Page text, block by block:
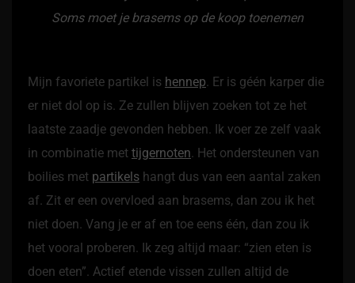
Soms moet je brasems op de koop toenemen
Mijn favoriete partikel is hennep. Er is géén karper die
er niet dol op is. Ze zullen blijven zoeken tot ze het
laatste zaadje gevonden hebben. Ik voer ze zelf vaak
in combinatie met tijgernoten. Het ondersteunen van
boilies met partikels hangt dus van een aantal zaken
af. Zit er een overvloed aan brasems, dan zou ik het
niet doen. Vang je er af en toe eens één, dan zou ik
het vooral proberen. Ik zeg altijd maar: “zien eten is
doen eten”. Actief etende vissen zullen altijd de